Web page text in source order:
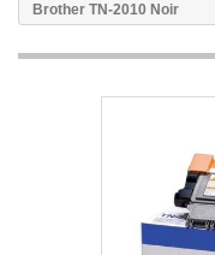
Brother TN-2010 Noir